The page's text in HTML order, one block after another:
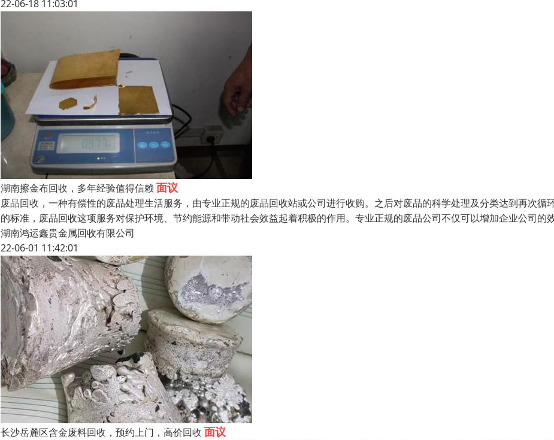
22-06-18 11:03:01
湖南擦金布回收，多年经验值得信赖 面议
废品回收，一种有偿性的废品处理生活服务，由专业正规的废品回收站或公司进行收购。之后对废品的科学处理及分类达到再次循
的标准，废品回收这项服务对保护环境、节约能源和带动社会效益起着积极的作用。专业正规的废品公司不仅可以增加企业公司的
湖南鸿运鑫贵金属回收有限公司
22-06-01 11:42:01
长沙岳麓区含金废料回收，预约上门，高价回收 面议